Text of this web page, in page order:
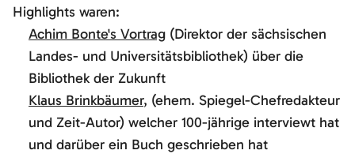
Highlights waren:
Achim Bonte's Vortrag (Direktor der sächsischen
Landes- und Universitätsbibliothek) über die
Bibliothek der Zukunft
Klaus Brinkbäumer, (ehem. Spiegel-Chefredakteur
und Zeit-Autor) welcher 100-jährige interviewt hat
und darüber ein Buch geschrieben hat